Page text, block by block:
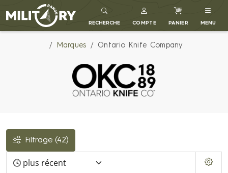
MILITARY RANGE FR
RECHERCHE COMPTE PANIER MENU
Marques Ontario Knife Company
Filtrage (42)